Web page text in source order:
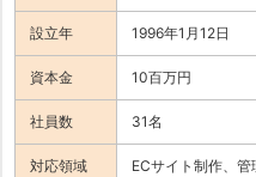
設立年 1996年1月12日
資本金 10百万円
社員数 31名
対応領域 ECサイト制作、